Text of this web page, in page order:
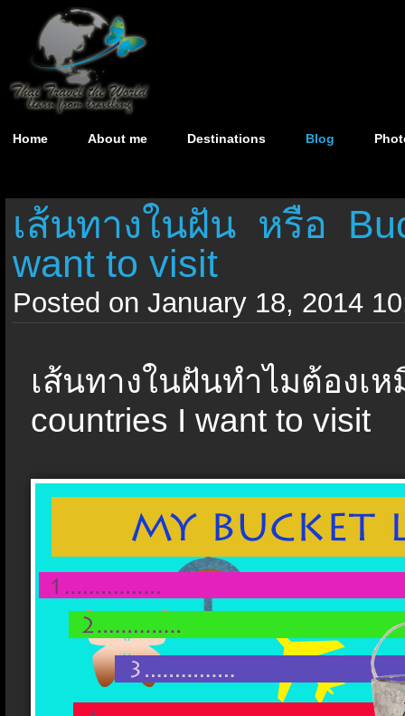
Home About me Destinations Blog
เส้นทางในฝัน หรือ
want to visit
Posted on January 18, 2014
เส้นทางในฝันทำไมต้อ
countries I want to visit